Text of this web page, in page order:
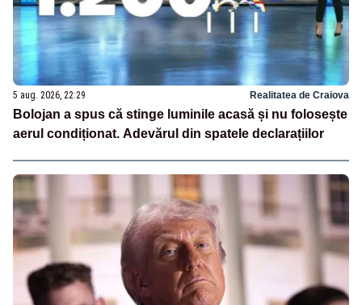
5 aug. 2026, 22:29 Realitatea de Craiova
Bolojan a spus că stinge luminile acasă și nu folosește
aerul condiționat. Adevărul din spatele declarațiilor